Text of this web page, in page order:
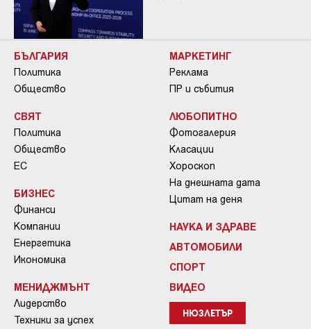
БЪЛГАРИЯ
Политика
Общество
СВЯТ
Политика
Общество
ЕС
БИЗНЕС
Финанси
Компании
Енергетика
Икономика
МЕНИДЖМЪНТ
Лидерство
Техники за успех
МАРКЕТИНГ
Реклама
ПР и събития
ЛЮБОПИТНО
Фотогалерия
Класации
Хороскоп
На днешната дата
Цитат на деня
НАУКА И ЗДРАВЕ
АВТОМОБИЛИ
СПОРТ
ВИДЕО
НЮЗЛЕТЪР